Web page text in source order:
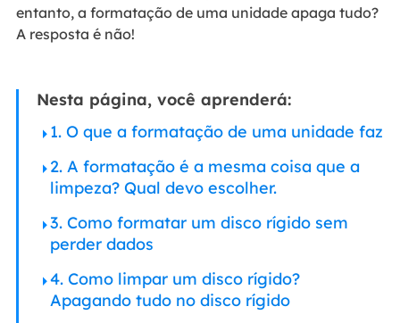
entanto, a formatação de uma unidade apaga tudo?
A resposta é não!
Nesta página, você aprenderá:
1. O que a formatação de uma unidade faz
2. A formatação é a mesma coisa que a
limpeza? Qual devo escolher.
3. Como formatar um disco rígido sem
perder dados
4. Como limpar um disco rígido?
Apagando tudo no disco rígido